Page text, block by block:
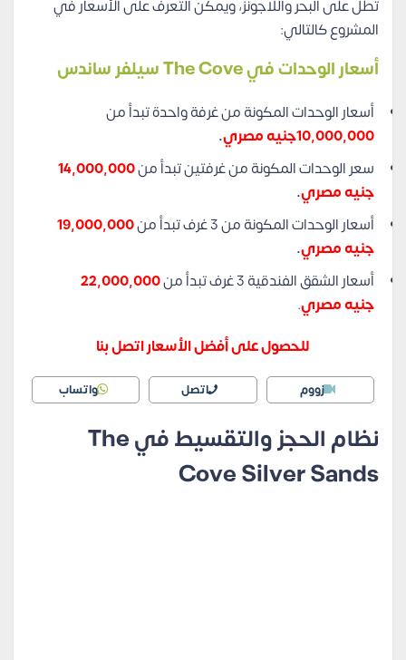
تطل على البحر واللاجونز، ويمكن التعرف على الأسعار في
المشروع كالتالي:
أسعار الوحدات في The Cove سيلفر ساندس
أسعار الوحدات المكونة من غرفة واحدة تبدأ من
10,000,000جنيه مصري
.
سعر الوحدات المكونة من غرفتين تبدأ من14,000,000
جنيه مصري.
أسعار الوحدات المكونة من 3 غرف تبدأ من
19,000,000
جنيه مصري.
أسعار الشقق الفندقية 3 غرف تبدأ من
22,000,000
جنيه مصري.
للحصول على أفضل الأسعار اتصل بنا
زووم اتصل واتساب
نظام الحجز والتقسيط في The
Cove Silver Sands